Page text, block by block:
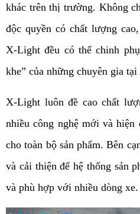
khác trên thị trường. Không
độc quyền có chất lượng
X-Light đều có thể chinh
khe” của những chuyên gia
X-Light luôn đề cao chất
nhiều công nghệ mới và hiện
cho toàn bộ sản phẩm. Bên
và cải thiện để hệ thống sản
và phù hợp với nhiều